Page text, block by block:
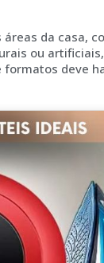
da casa,
ou
formatos deve